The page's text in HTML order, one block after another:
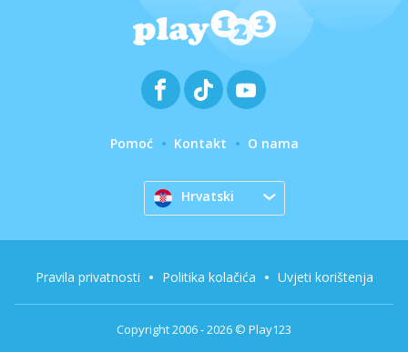
Pomoć Kontakt O nama
Hrvatski
Copyright 2006 - 2026 © Play123
Pravila privatnosti Politika kolačića Uvjeti korištenja